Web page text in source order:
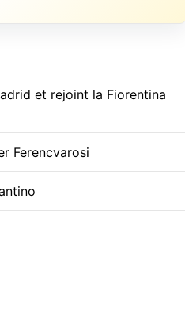
et rejoint la Fiorentina
Ferencvarosi